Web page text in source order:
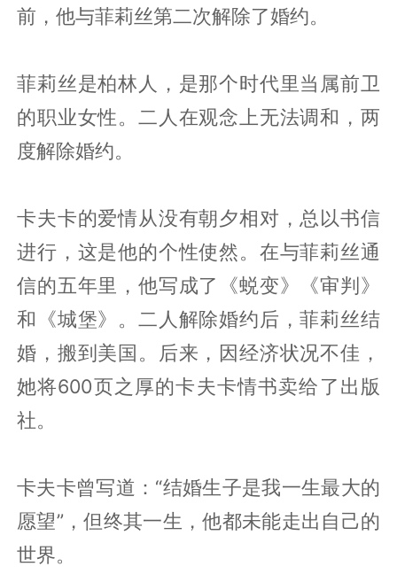
前，他与菲莉丝第二次解除了婚约。
菲莉丝是柏林人，是那个时代里当属前卫
的职业女性。二人在观念上无法调和，两
度解除婚约。
卡夫卡的爱情从没有朝夕相对，总以书信
进行，这是他的个性使然。在与菲莉丝通
信的五年里，他写成了《蜕变》《审判》
和《城堡》。二人解除婚约后，菲莉丝结
婚，搬到美国。后来，因经济状况不佳，
她将600页之厚的卡夫卡情书卖给了出版
社。
卡夫卡曾写道：“结婚生子是我一生最大的
愿望”，但终其一生，他都未能走出自己的
世界。